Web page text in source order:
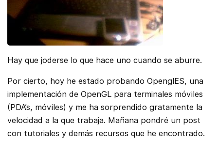
Hay que joderse lo que hace uno cuando se aburre.
Por cierto, hoy he estado probando OpenglES, una
implementación de OpenGL para terminales móviles
(PDA’s, móviles) y me ha sorprendido gratamente la
velocidad a la que trabaja. Mañana pondré un post
con tutoriales y demás recursos que he encontrado.